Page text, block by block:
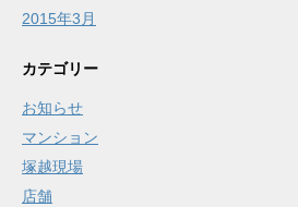
2015年3月
カテゴリー
お知らせ
マンション
塚越現場
店舗